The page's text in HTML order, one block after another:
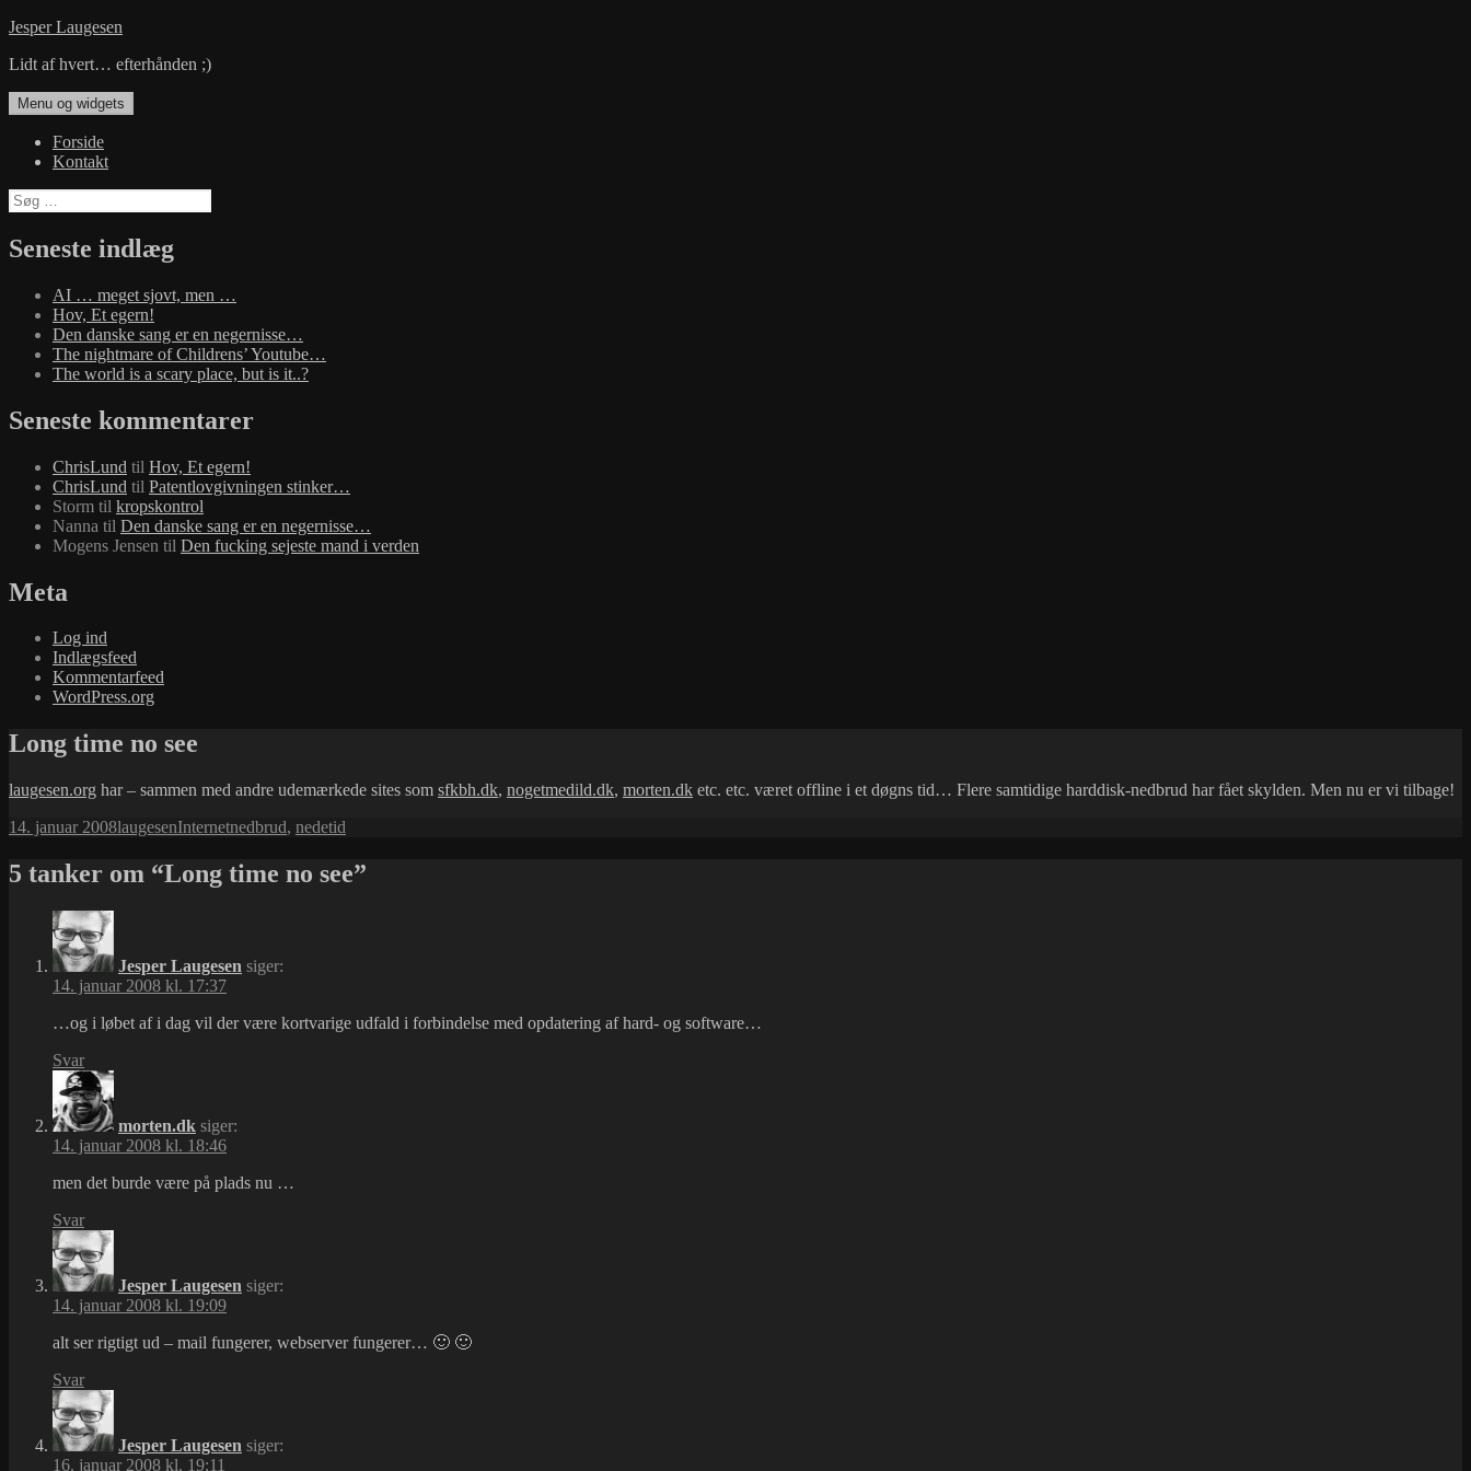
Hop
indhold
Jesper Laugesen
Lidt af hvert… efterhånden ;)
Menu og widgets
Forside
Kontakt
Søg
efter:
Seneste indlæg
AI … meget sjovt, men …
Hov, Et egern!
Den danske sang er en negernisse…
The nightmare of Childrens’ Youtube…
The world is a scary place, but is it..?
Seneste kommentarer
ChrisLund til Hov, Et egern!
ChrisLund til Patentlovgivningen stinker…
Storm til kropskontrol
Nanna til Den danske sang er en negernisse…
Mogens Jensen til Den fucking sejeste mand i verden
Meta
Log ind
Indlægsfeed
Kommentarfeed
WordPress.org
Long time no see
laugesen.org har – sammen med andre udemærkede sites som sfkbh.dk, nogetmedild.dk, morten.dk etc. etc. været offline i et døgns tid… Flere samtidige harddisk-nedbrud har fået skylden. Men nu er vi tilbage!
Udgivet
14. januar 2008Forfatter
laugesenKategorier
InternetTags
nedbrud, nedetid
5 tanker om “Long time no see”
Jesper Laugesen siger:
14. januar 2008 kl. 17:37
…og i løbet af i dag vil der være kortvarige udfald i forbindelse med opdatering af hard- og software…
Svar
morten.dk siger:
14. januar 2008 kl. 18:46
men det burde være på plads nu …
Svar
Jesper Laugesen siger:
14. januar 2008 kl. 19:09
alt ser rigtigt ud – mail fungerer, webserver fungerer… 🙂 🙂
Svar
Jesper Laugesen siger:
16. januar 2008 kl. 19:11